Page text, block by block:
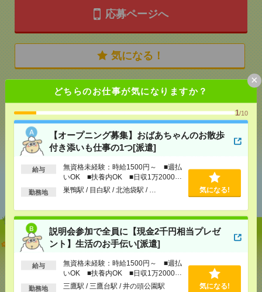
どちらのお仕事が気になりますか？
1/10
【オープニング募集】おばあちゃんのお散歩
付き添いも仕事の1つ[派遣]
給与
無資格未経験：時給1500円～ ■週払
いOK ■扶養内OK ■日収1万2000円
以上
勤務地 巣鴨駅 / 目白駅 / 北池袋駅 / … 気になる!
説明会参加で全員に【現金2千円相当プレゼ
ント】生活のお手伝い[派遣]
給与
無資格未経験：時給1500円～ ■週払
いOK ■扶養内OK ■日収1万2000円
以上
勤務地 三鷹駅 / 三鷹台駅 / 井の頭公園駅 気になる!
×
応募ページへ
気になる！
メール で送る LINEで送る
シェア ツイート ブックマーク
あなたの閲覧履歴からの
おすすめ
【オープニング募集】おばあちゃんのお散歩付き添
いも仕事の1つ[派遣]
無資格未経験：時給1500円～ ■週払い
OK ■扶養内OK ■日収1万2000円以上